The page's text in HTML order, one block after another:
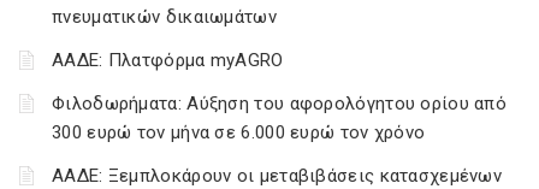
πνευματικών δικαιωμάτων
ΑΑΔΕ: Πλατφόρμα myAGRO
Φιλοδωρήματα: Αύξηση του αφορολόγητου ορίου από
300 ευρώ τον μήνα σε 6.000 ευρώ τον χρόνο
ΑΑΔΕ: Ξεμπλοκάρουν οι μεταβιβάσεις κατασχεμένων